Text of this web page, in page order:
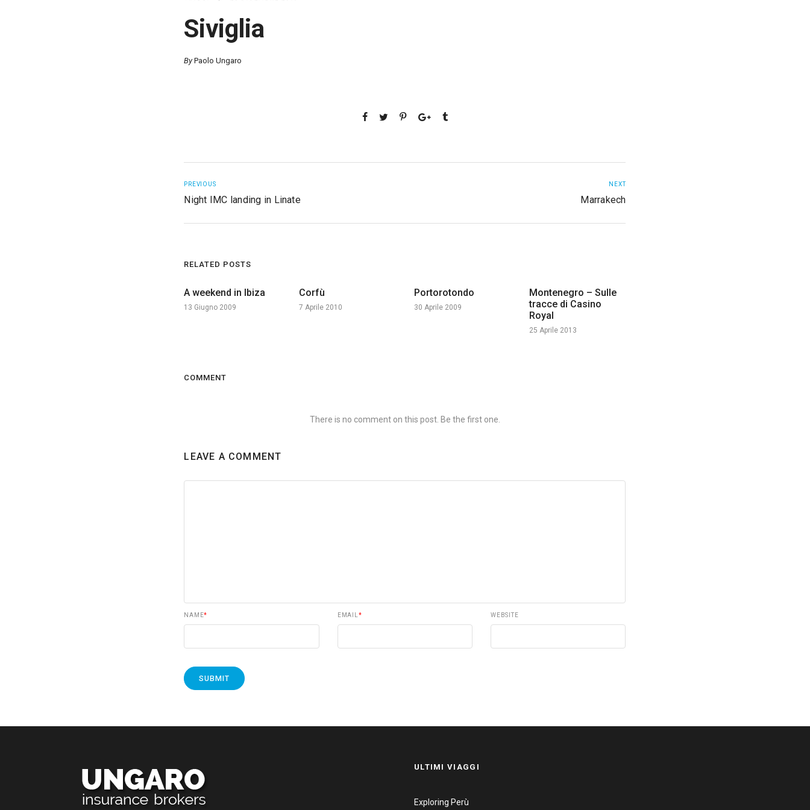
Siviglia
ByPaolo Ungaro
PREVIOUS
Night IMC landing in Linate
NEXT
Marrakech
RELATED POSTS
A weekend in Ibiza
13 Giugno 2009
Corfù
7 Aprile 2010
Portorotondo
30 Aprile 2009
Montenegro – Sulle
tracce di Casino
Royal
25 Aprile 2013
COMMENT
There is no comment on this post. Be the first one.
LEAVE A COMMENT
NAME* EMAIL * WEBSITE
ULTIMI VIAGGI
Exploring Perù